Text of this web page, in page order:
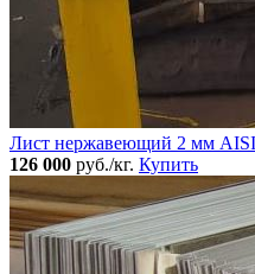
Лист нержавеющий 2 мм
126 000 руб./кг. Купить